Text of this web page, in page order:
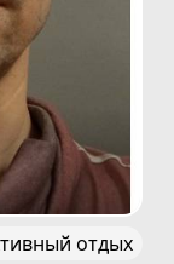
отдых